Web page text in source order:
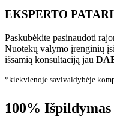
EKSPERTO
Paskubėkite pasinaudoti
Nuotekų valymo įrenginių
išsamią konsultaciją jau
*kiekvienoje savivaldybėje
100%